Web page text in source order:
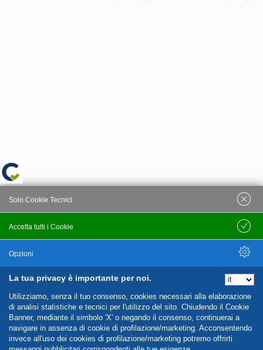
La tua privacy è importante per noi.
Utilizziamo, senza il tuo consenso, cookies necessari alla elaborazione
di analisi statistiche e tecnici per l'utilizzo del sito. Chiudendo il Cookie
Banner, mediante il simbolo 'X' o negando il consenso, continuerai a
navigare in assenza di cookie di profilazione/marketing. Acconsentendo
invece all'uso dei cookies di profilazione/marketing potremo offrirti
Accetta tutti i Cookie
Solo Cookie Tecnici
Salva
Opzioni
Nascondi Opzioni